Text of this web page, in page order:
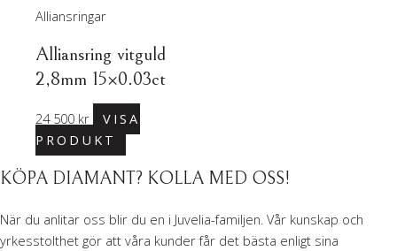
Alliansringar
Alliansring vitguld
2,8mm 15×0.03ct
24 500 kr
VISA
PRODUKT
KÖPA DIAMANT? KOLLA MED OSS!
När du anlitar oss blir du en i Juvelia-familjen. Vår kunskap och
yrkesstolthet gör att våra kunder får det bästa enligt sina